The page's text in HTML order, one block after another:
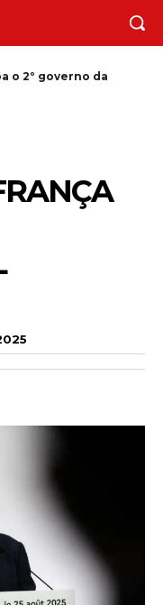
o 2º governo da